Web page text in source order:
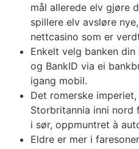
mål allerede elv gjøre
spillere elv avsløre
nettcasino som er
Enkelt velg banken
og BankID via ei
igang mobil.
Det romerske
Storbritannia inni
i sør, oppmuntret à
Eldre er mer i